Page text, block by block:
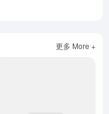
更多 More +